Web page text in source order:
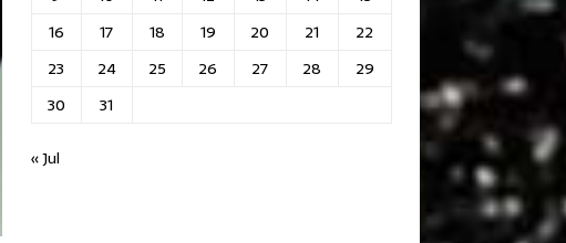
16
17 18 19 20 21
22
23
24 25 26 27 28
29
30
31
« Jul